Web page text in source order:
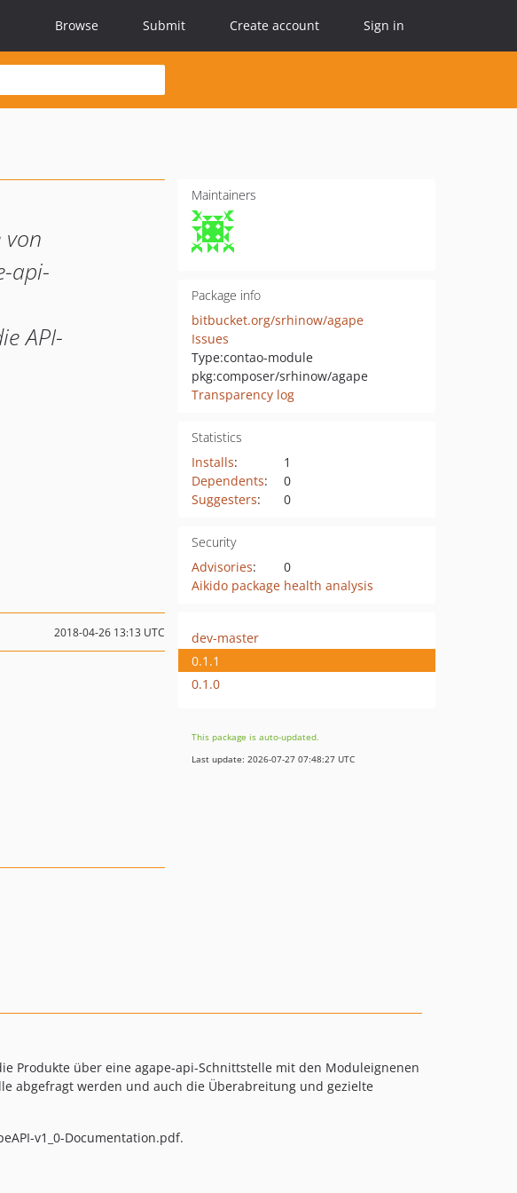
Browse Submit Create account Sign in
von
api-
API-
Maintainers
Package info
bitbucket.org/srhinow/agape
Issues
Type:contao-module
pkg:composer/srhinow/agape
Transparency log
Statistics
Installs:
1
Dependents:
0
Suggesters: 0
Security
Advisories:
0
Aikido package health analysis
2018-04-26 13:13 UTC
dev-master
0.1.1
0.1.0
This package is auto-updated.
Last update: 2026-07-27 07:48:27 UTC
Produkte über eine agape-api-Schnittstelle mit den Moduleignenen
abgefragt werden und auch die Überabreitung und gezielte
v1_0-Documentation.pdf.